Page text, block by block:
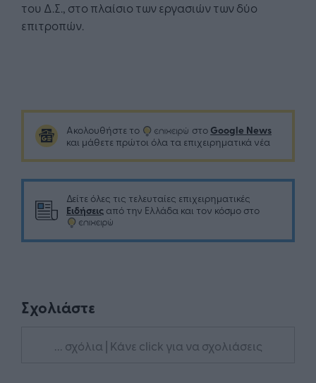
του Δ.Σ., στο πλαίσιο των εργασιών των δύο
επιτροπών.
Ακολουθήστε το στο Google News
και μάθετε πρώτοι όλα τα επιχειρηματικά νέα
Δείτε όλες τις τελευταίες επιχειρηματικές
Ειδήσεις από την Ελλάδα και τον κόσμο στο
Σχολιάστε
... σχόλια | Κάνε click για να σχολιάσεις